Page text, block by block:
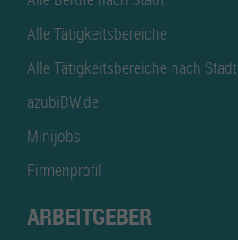
Alle Tätigkeitsbereiche
Alle Tätigkeitsbereiche nach Stadt
azubiBW.de
Minijobs
Firmenprofil
ARBEITGEBER